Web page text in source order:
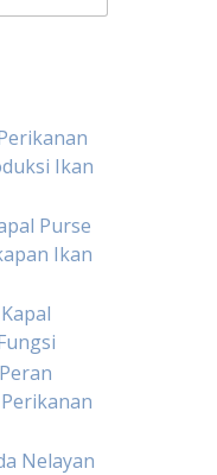
Ikan
Purse
Ikan
Nelayan